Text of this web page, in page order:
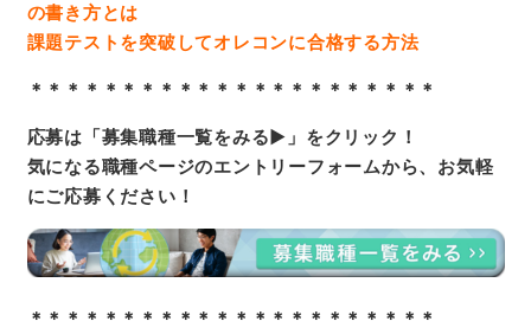
の書き方とは
課題テストを突破してオレコンに合格する方法
＊＊＊＊＊＊＊＊＊＊＊＊＊＊＊＊＊＊＊＊＊＊
応募は「募集職種一覧をみる▶」をクリック！
気になる職種ページのエントリーフォームから、お気軽
にご応募ください！
＊＊＊＊＊＊＊＊＊＊＊＊＊＊＊＊＊＊＊＊＊＊